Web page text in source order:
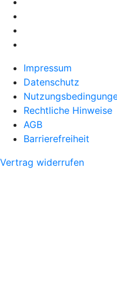
Impressum
Datenschutz
Rechtliche Hinweise
AGB
Barrierefreiheit
Vertrag widerrufen